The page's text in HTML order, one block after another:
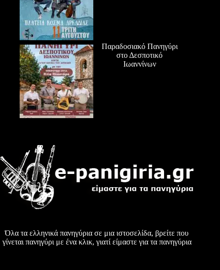
Παραδοσιακό Πανηγύρι
στο Δεσποτικό
Ιωαννίνων
Όλα τα ελληνικά πανηγύρια σε μια ιστοσελίδα, βρείτε που
γίνεται πανηγύρι με ένα κλικ, γιατί είμαστε για τα πανηγύρια